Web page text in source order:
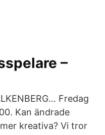
–
Fredag
Kan ändrade
kreativa? Vi tror